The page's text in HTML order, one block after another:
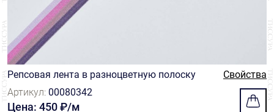
Репсовая лента в разноцветную полоску
Свойства
Артикул: 00080342
Цена: 450 ₽/м